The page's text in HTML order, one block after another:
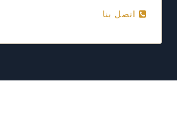
اتصل بنا